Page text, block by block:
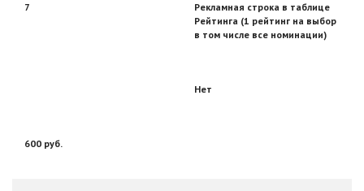
7
Рекламная строка в таблице
Рейтинга (1 рейтинг на выбор
в том числе все номинации)
Нет
600 руб.